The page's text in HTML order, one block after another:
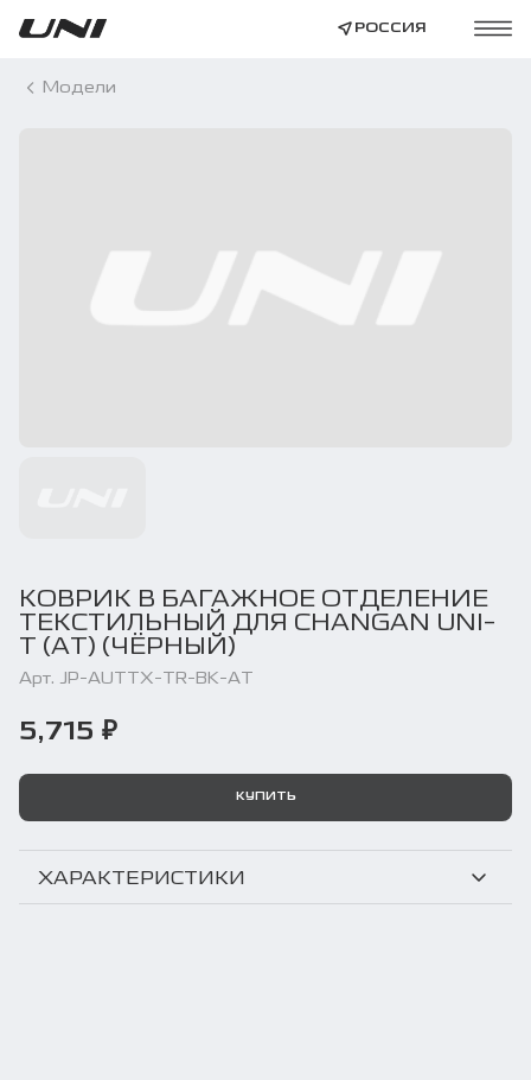
РОССИЯ
Модели
КОВРИК В БАГАЖНОЕ ОТДЕЛЕНИЕ
ТЕКСТИЛЬНЫЙ ДЛЯ CHANGAN UNI-
T (AT) (ЧЁРНЫЙ)
Арт. JP-AUTTX-TR-BK-AT
5,715 ₽
КУПИТЬ
ХАРАКТЕРИСТИКИ